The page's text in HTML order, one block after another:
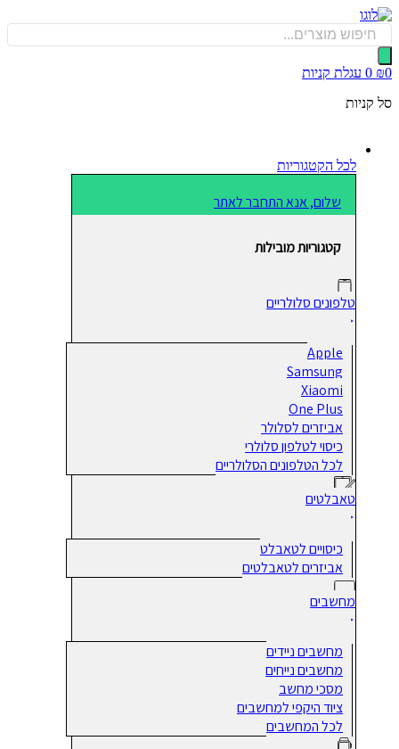
0 עגלת קניות
לכל הקטגוריות
שלום, אנא התחבר לאתר
קטגוריות מובילות
טלפונים סלולריים
Apple
Samsung
Xiaomi
One Plus
אביזרים לסלולר
כיסוי לטלפון סלולרי
לכל הטלפונים הסלולריים
טאבלטים
כיסויים לטאבלט
אביזרים לטאבלטים
מחשבים
מחשבים ניידים
מחשבים נייחים
מסכי מחשב
ציוד היקפי למחשבים
לכל המחשבים